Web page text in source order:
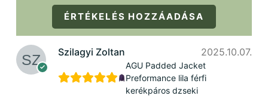
ÉRTÉKELÉS HOZZÁADÁSA
Szilagyi Zoltan 2025.10.07.
AGU Padded Jacket
Preformance lila férfi
kerékpáros dzseki